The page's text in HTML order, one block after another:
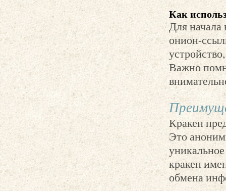
Как
Для начала
онион-
Важно
Кракен
Это
кракен
обмена